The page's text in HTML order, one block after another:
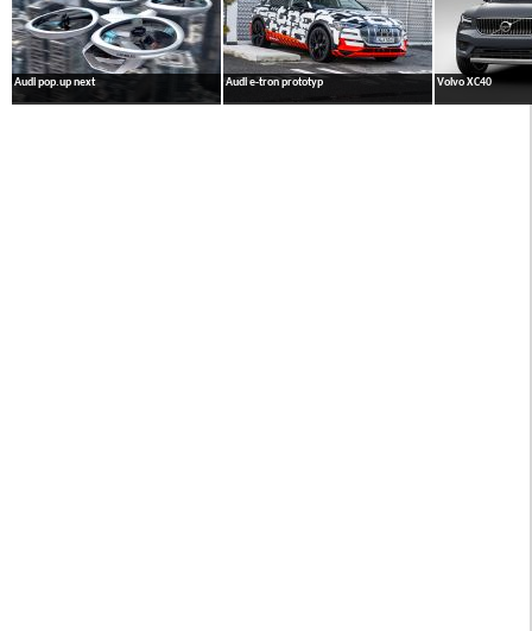
Audi pop.up next Audi e-tron prototyp Volvo XC40